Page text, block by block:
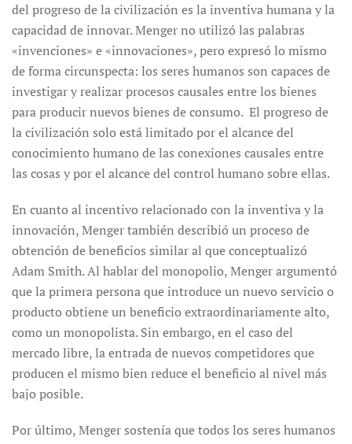
del progreso de la civilización es la inventiva humana y la
capacidad de innovar. Menger no utilizó las palabras
«invenciones» e «innovaciones», pero expresó lo mismo
de forma circunspecta: los seres humanos son capaces de
investigar y realizar procesos causales entre los bienes
para producir nuevos bienes de consumo. El progreso de
la civilización solo está limitado por el alcance del
conocimiento humano de las conexiones causales entre
las cosas y por el alcance del control humano sobre ellas.
En cuanto al incentivo relacionado con la inventiva y la
innovación, Menger también describió un proceso de
obtención de beneficios similar al que conceptualizó
Adam Smith. Al hablar del monopolio, Menger argumentó
que la primera persona que introduce un nuevo servicio o
producto obtiene un beneficio extraordinariamente alto,
como un monopolista. Sin embargo, en el caso del
mercado libre, la entrada de nuevos competidores que
producen el mismo bien reduce el beneficio al nivel más
bajo posible.
Por último, Menger sostenía que todos los seres humanos